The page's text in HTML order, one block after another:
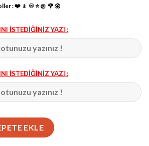
: ❤️ ﹠ ♾ ⭐️ @ 🌹 🌼
İSTEDİĞİNİZ YAZI :
İSTEDİĞİNİZ YAZI :
Bölmeli Taba 1027 adet
EKLE